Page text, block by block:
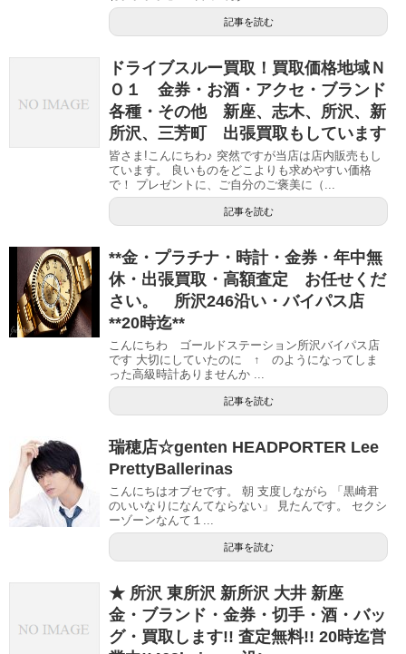
記事を読む
ドライブスルー買取！買取価格地域Ｎ
Ｏ１ 金券・お酒・アクセ・ブランド
各種・その他 新座、志木、所沢、新
所沢、三芳町 出張買取もしています
皆さま!こんにちわ♪ 突然ですが当店は店内販売もし
ています。 良いものをどこよりも求めやすい価格
で！ プレゼントに、ご自分のご褒美に（...
記事を読む
**金・プラチナ・時計・金券・年中無
休・出張買取・高額査定 お任せくだ
さい。 所沢246沿い・バイパス店
**20時迄**
こんにちわ ゴールドステーション所沢バイパス店
です 大切にしていたのに ↑ のようになってしま
った高級時計ありませんか ...
記事を読む
瑞穂店☆genten HEADPORTER Lee
PrettyBallerinas
こんにちはオブセです。 朝 支度しながら 「黒崎君
のいいなりになんてならない」 見たんです。 セクシ
ーゾーンなんて１...
記事を読む
★ 所沢 東所沢 新所沢 大井 新座
金・ブランド・金券・切手・酒・バッ
グ・買取します!! 査定無料!! 20時迄営